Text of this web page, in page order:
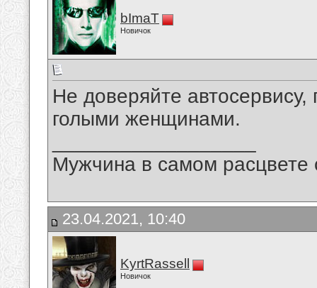
bImaT
Новичок
Не доверяйте автосервису,
голыми женщинами.
Мужчина в самом расцвете
23.04.2021, 10:40
KyrtRassell
Новичок